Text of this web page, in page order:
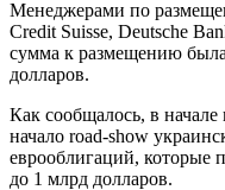
Менеджерами по
Credit Suisse, Deutsche
сумма к размещению
долларов.
Как сообщалось, в
начало road-show
еврооблигаций, которые
до 1 млрд долларов.